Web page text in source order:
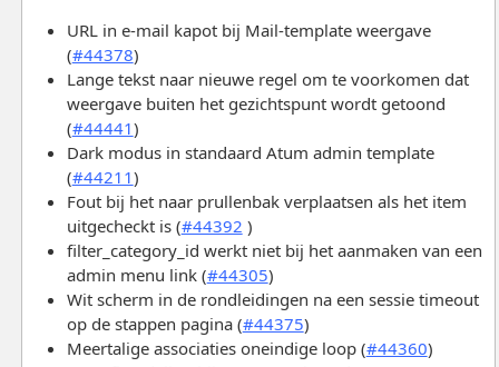
URL in e-mail kapot bij Mail-template weergave
(#44378)
Lange tekst naar nieuwe regel om te voorkomen dat
weergave buiten het gezichtspunt wordt getoond
(#44441)
Dark modus in standaard Atum admin template
(#44211)
Fout bij het naar prullenbak verplaatsen als het item
uitgecheckt is (#44392 )
filter_category_id werkt niet bij het aanmaken van een
admin menu link (#44305)
Wit scherm in de rondleidingen na een sessie timeout
op de stappen pagina (#44375)
Meertalige associaties oneindige loop (#44360)